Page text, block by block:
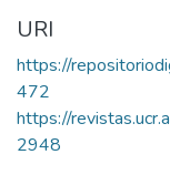
URI
https://
472
https://
2948